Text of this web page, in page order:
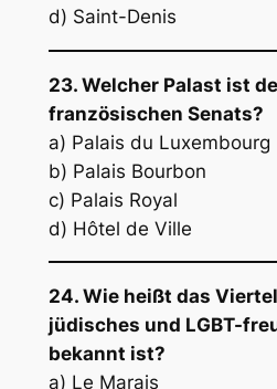
d) Saint-Denis
23. Welcher Palast ist
französischen Senats?
a) Palais du Luxembourg
b) Palais Bourbon
c) Palais Royal
d) Hôtel de Ville
24. Wie heißt das
jüdisches und LGBT-
bekannt ist?
a) Le Marais